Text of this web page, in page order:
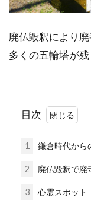
廃仏毀釈により
多くの五輪塔が残
目次
1 鎌倉時代から
2 廃仏毀釈で廃
3 心霊スポット